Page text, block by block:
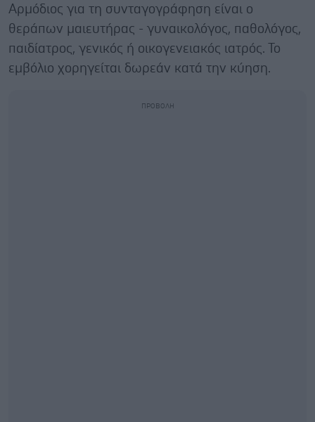
Αρμόδιος για τη συνταγογράφηση είναι ο
θεράπων μαιευτήρας - γυναικολόγος, παθολόγος,
παιδίατρος, γενικός ή οικογενειακός ιατρός. Το
εμβόλιο χορηγείται δωρεάν κατά την κύηση.